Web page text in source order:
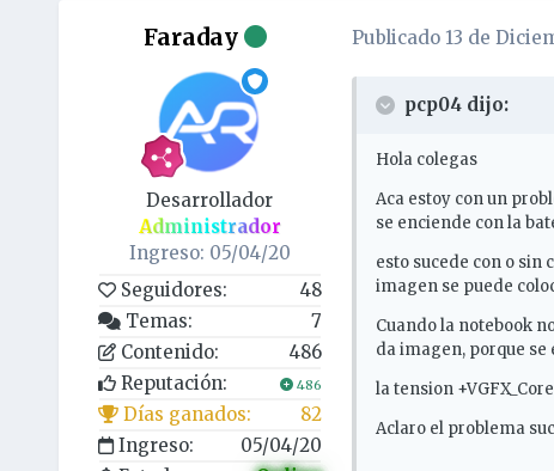
Faraday
Desarrollador
Administrador
Ingreso: 05/04/20
Seguidores:
48
Temas:
7
Contenido:
486
Reputación:
486
Días ganados:
82
Ingreso:
05/04/20
Publicado 13 de
pcp04 dijo:
Hola colegas
Aca estoy con un
se enciende con la
esto sucede con o
imagen se puede
Cuando la notebook
da imagen, porque
la tension
Aclaro el problema